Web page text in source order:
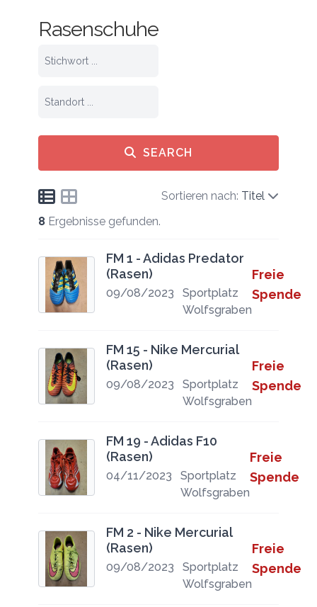
Rasenschuhe
SEARCH
Sortieren nach: Titel
8 Ergebnisse gefunden.
FM 1 - Adidas Predator
(Rasen)
09/08/2023
Sportplatz
Wolfsgraben
Freie
Spende
FM 15 - Nike Mercurial
(Rasen)
09/08/2023
Sportplatz
Wolfsgraben
Freie
Spende
FM 19 - Adidas F10
(Rasen)
04/11/2023
Sportplatz
Wolfsgraben
Freie
Spende
FM 2 - Nike Mercurial
(Rasen)
09/08/2023
Sportplatz
Wolfsgraben
Freie
Spende